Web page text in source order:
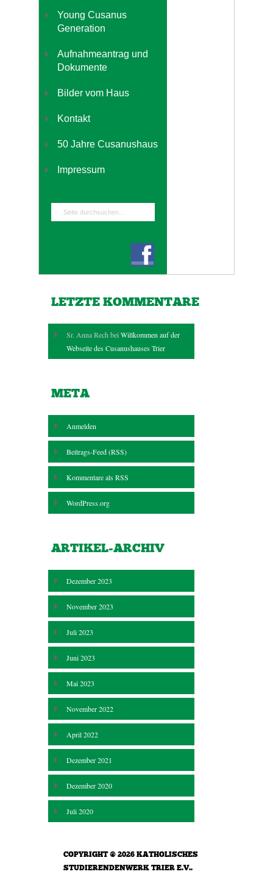
Young Cusanus
Generation
Aufnahmeantrag und
Dokumente
Bilder vom Haus
Kontakt
50 Jahre Cusanushaus
Impressum
LETZTE KOMMENTARE
Sr. Anna Rech beiWillkommen auf der
Webseite des Cusanushauses Trier
META
Anmelden
Beitrags-Feed (RSS)
Kommentare alsRSS
WordPress.org
ARTIKEL-ARCHIV
Dezember 2023
November 2023
Juli 2023
Juni 2023
Mai 2023
November 2022
April 2022
Dezember 2021
Dezember 2020
Juli 2020
COPYRIGHT © 2026 KATHOLISCHES
STUDIERENDENWERK TRIER E.V..